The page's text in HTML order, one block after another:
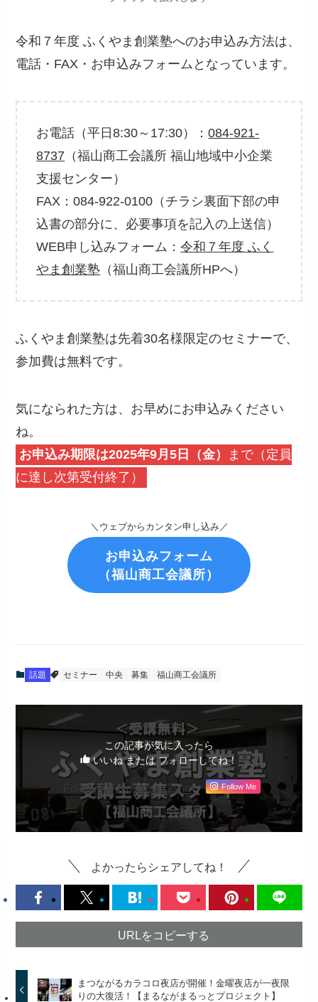
令和７年度 ふくやま創業塾へのお申込み方法は、
電話・FAX・お申込みフォームとなっています。
お電話（平日8:30～17:30）：084-921-
8737 （福山商工会議所 福山地域中小企業
支援センター）
FAX：084-922-0100（チラシ裏面下部の申
込書の部分に、必要事項を記入の上送信）
WEB申し込みフォーム：令和７年度 ふく
やま創業塾 （福山商工会議所HPへ）
ふくやま創業塾は先着30名様限定のセミナーで、
参加費は無料です。
気になられた方は、お早めにお申込みください
ね。
お申込み期限は2025年9月5日（金）
まで（定員
に達し次第受付終了）
＼ウェブからカンタン申し込み／
お申込みフォーム
（福山商工会議所）
話題 セミナー 中央 募集 福山商工会議所
この記事が気に入ったら
いいね または フォローしてね！
Follow @fukuyama_2shin Follow Me
よかったらシェアしてね！
URLをコピーする
まつながるカラコロ夜店が開催！金曜夜店が一夜限
りの大復活！【まるながまるっとプロジェクト】